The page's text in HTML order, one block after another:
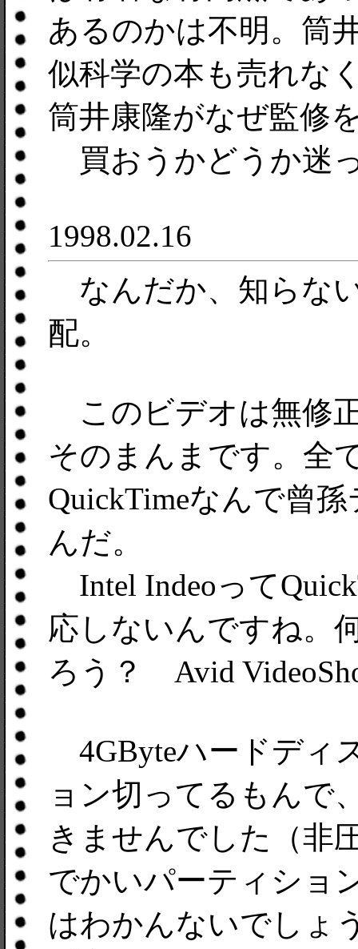
あるのかは不明。筒
似科学の本も売れ
筒井康隆がなぜ監修
買おうかどうか迷
1998.02.16
なんだか、知らな
配。
このビデオは無修
そのまんまです。全
QuickTimeなんで曾
んだ。
Intel Indeoって
応しないんですね。
ろう？ Avid
4GByteハードディ
ョン切ってるもんで
きませんでした（非
でかいパーティショ
はわかんないでしょ